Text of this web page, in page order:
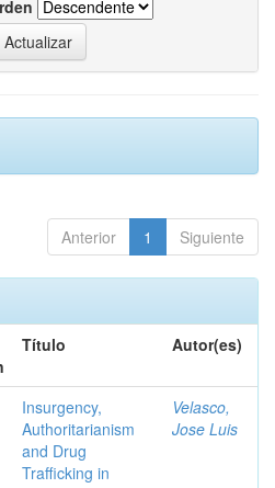
Anterior 1 Siguiente
Título Autor(es)
Insurgency,
Authoritarianism
and Drug
Trafficking in
Velasco,
Jose Luis